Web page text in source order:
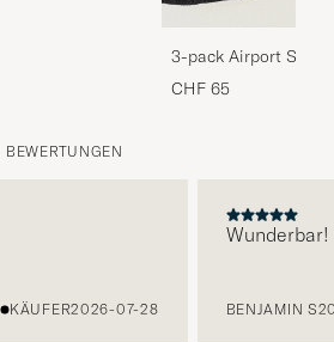
3-pack Airport
Melange
CHF 65
KÄUFER2026-07-28
Wunderbar!
BENJAMIN S